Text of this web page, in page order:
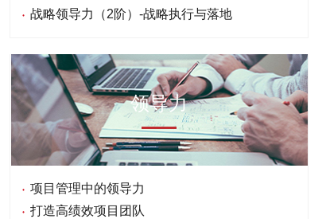
战略领导力（2阶）-战略执行与落地
领导力
项目管理中的领导力
打造高绩效项目团队